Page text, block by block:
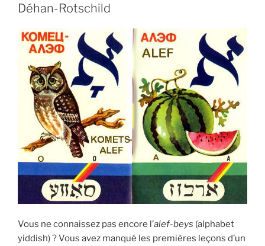
Déhan-Rotschild
Vous ne connaissez pas encore l’alef-beys (alphabet
yiddish) ? Vous avez manqué les premières leçons d’un